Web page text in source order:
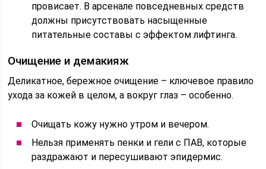
провисает. В арсенале повседневных средств
должны присутствовать насыщенные
питательные составы с эффектом лифтинга.
Очищение и демакияж
Деликатное, бережное очищение – ключевое правило
ухода за кожей в целом, а вокруг глаз – особенно.
Очищать кожу нужно утром и вечером.
Нельзя применять пенки и гели с ПАВ, которые
раздражают и пересушивают эпидермис.